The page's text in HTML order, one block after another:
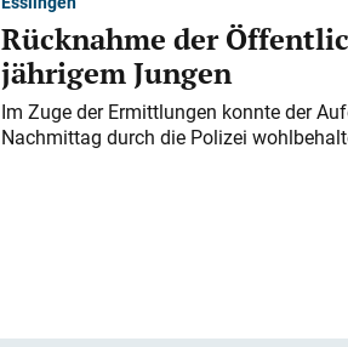
Rücknahme der
jährigem Jungen
Im Zuge der Ermittlungen konnte der
Nachmittag durch die Polizei